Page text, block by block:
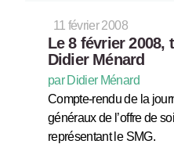
11 février 2008
Le 8 février 2008,
Didier Ménard
par Didier Ménard
Compte-rendu de la
généraux de l’offre de
représentant le SMG.